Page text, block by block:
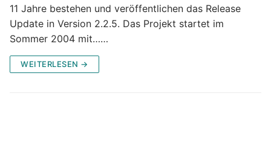
11 Jahre bestehen und veröffentlichen das Release
Update in Version 2.2.5. Das Projekt startet im
Sommer 2004 mit……
WEITERLESEN →